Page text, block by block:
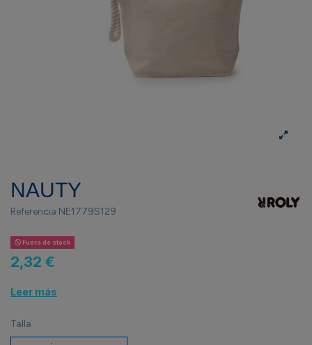
NAUTY
Referencia NE1779S129
Fuera de stock
2,32 €
Leer más
Talla